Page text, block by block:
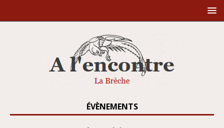
ÉVÈNEMENTS